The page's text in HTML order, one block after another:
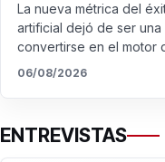
La nueva métrica del
artificial dejó de ser
convertirse en el motor
06/08/2026
ENTREVISTAS